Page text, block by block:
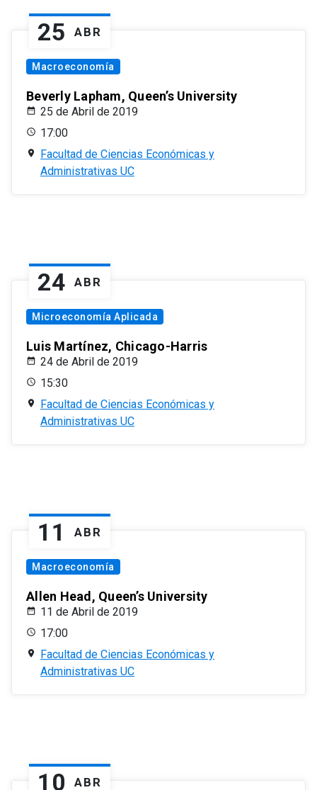
25 ABR
Macroeconomía
Beverly Lapham, Queen’s University
25 de Abril de 2019
17:00
Facultad de Ciencias Económicas y
Administrativas UC
24 ABR
Microeconomía Aplicada
Luis Martínez, Chicago-Harris
24 de Abril de 2019
15:30
Facultad de Ciencias Económicas y
Administrativas UC
11 ABR
Macroeconomía
Allen Head, Queen’s University
11 de Abril de 2019
17:00
Facultad de Ciencias Económicas y
Administrativas UC
10 ABR